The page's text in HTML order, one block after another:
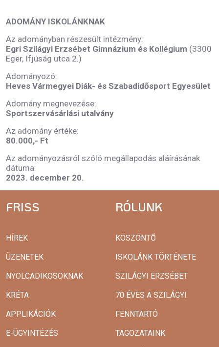
ADOMÁNY ISKOLÁNKNAK
Az adományban részesült intézmény:
Egri Szilágyi Erzsébet Gimnázium és Kollégium (3300
Eger, Ifjúság utca 2.)
Adományozó:
Heves Vármegyei Diák- és Szabadidősport Egyesület
Adomány megnevezése:
Sportszervásárlási utalvány
Az adomány értéke:
80.000,- Ft
Az adományozásról szóló megállapodás aláírásának
dátuma:
2023. december 20.
FRISS
HÍREK
ÜZENETEK
NYOLCADIKOSOKNAK
KRÉTA
APPLIKÁCIÓK
E-ÜGYINTÉZÉS
RÓLUNK
KÖSZÖNTŐ
ISKOLÁNK TÖRTÉNETE
SZILÁGYI ERZSÉBET
70 ÉVES A SZILÁGYI
FENNTARTÓ
TAGOZATAINK